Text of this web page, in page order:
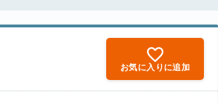
お気に入りに追加